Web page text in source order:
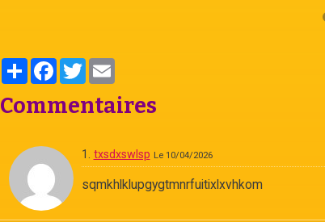
PartagerFacebook
TwitterEmail
Commentaires
1. txsdxswlsp Le 10/04/2026
sqmkhlklupgygtmnrfuitixlxvhkom